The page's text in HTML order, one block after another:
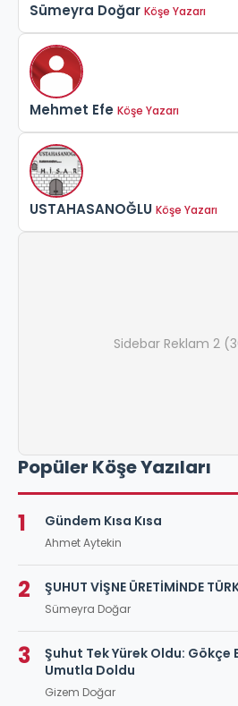
Sümeyra Doğar Köşe Yazarı
Mehmet Efe Köşe Yazarı
USTAHASANOĞLU Köşe Yazarı
Sidebar Reklam 2
Popüler Köşe Yazıları
1 Gündem Kısa Kısa
Ahmet Aytekin
2 ŞUHUT VİŞNE ÜRETİMİNDE
Sümeyra Doğar
3
Şuhut Tek Yürek Oldu:
Umutla Doldu
Gizem Doğar